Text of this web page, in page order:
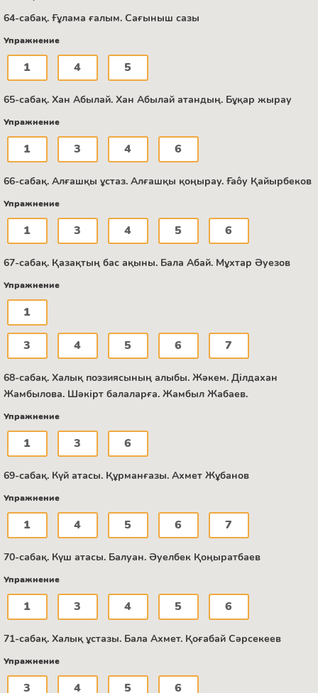
64-сабақ. Ғұлама ғалым. Сағыныш сазы
Упражнение
1 4 5
65-сабақ. Хан Абылай. Хан Абылай атандың. Бұқар жырау
Упражнение
1 3 4 6
66-сабақ. Алғашқы ұстаз. Алғашқы қоңырау. Ғаôу Қайырбеков
Упражнение
1 3 4 5 6
67-сабақ. Қазақтың бас ақыны. Бала Абай. Мұхтар Әуезов
Упражнение
1
3 4 5 6 7
68-сабақ. Халық поэзиясының алыбы. Жәкем. Ділдахан
Жамбылова. Шәкірт балаларға. Жамбыл Жабаев.
Упражнение
1 3 6
69-сабақ. Күй атасы. Құрманғазы. Ахмет Жұбанов
Упражнение
1 4 5 6 7
70-сабақ. Күш атасы. Балуан. Әуелбек Қоңыратбаев
Упражнение
1 3 4 5 6
71-сабақ. Халық ұстазы. Бала Ахмет. Қоғабай Сәрсекеев
Упражнение
3 4 5 6